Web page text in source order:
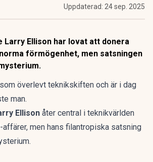
Uppdaterad: 24 sep. 2025
Larry Ellison har lovat att donera
förmögenhet, men satsningen
överlevt teknikskiften och är i dag
man.
Ellison åter central i teknikvärlden
men hans filantropiska satsning